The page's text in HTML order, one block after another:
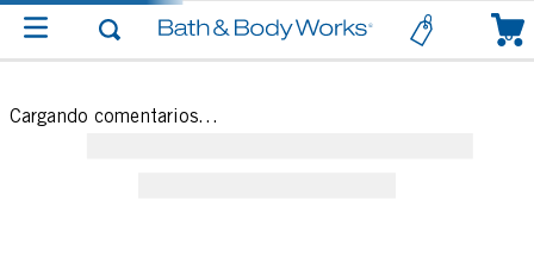
0
Cargando comentarios…